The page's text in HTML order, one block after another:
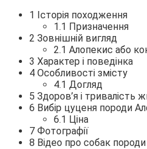
1 Історія походження
1.1 Призначення
2 Зовнішній вигляд
2.1 Алопекис або
3 Характер і поведінка
4 Особливості змісту
4.1 Догляд
5 Здоров’я і тривалість
6 Вибір цуценя породи
6.1 Ціна
7 Фотографії
8 Відео про собак